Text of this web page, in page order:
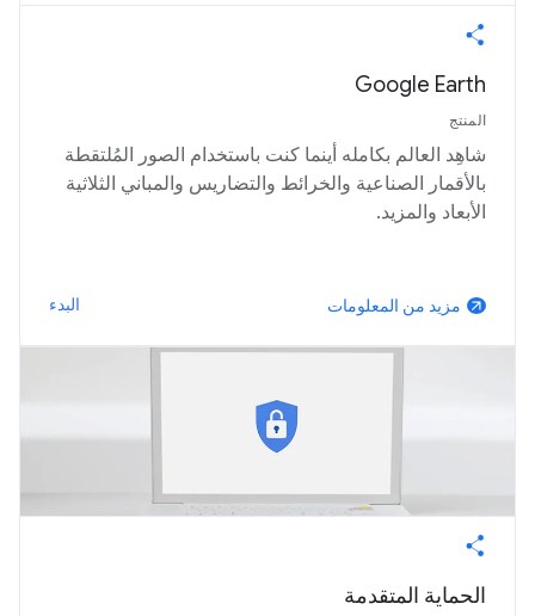
Google Earth
المنتج
شاهِد العالم بكامله أينما كنت باستخدام الصور المُلتقطة
بالأقمار الصناعية والخرائط والتضاريس والمباني الثلاثية
الأبعاد والمزيد.
arrow_outward مزيد من المعلومات البدء
الحماية المتقدمة